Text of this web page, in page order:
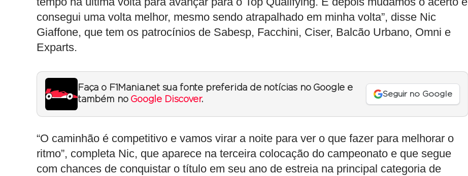
consegui uma volta melhor, mesmo sendo atrapalhado em minha volta”, disse Nic
Giaffone, que tem os patrocínios de Sabesp, Facchini, Ciser, Balcão Urbano, Omni e
Exparts.
Faça o F1Mania.net sua fonte preferida de notícias no Google e
também no Google Discover.
Seguir no Google
“O caminhão é competitivo e vamos virar a noite para ver o que fazer para melhorar o
ritmo”, completa Nic, que aparece na terceira colocação do campeonato e que segue
com chances de conquistar o título em seu ano de estreia na principal categoria de